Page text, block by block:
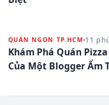
QUÁN NGON TP.HCM 11
Khám Phá Quán
Của Một Blogger Ẩm